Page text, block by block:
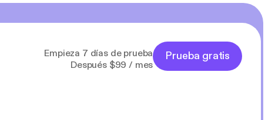
Empieza 7 días de prueba
Después $99 / mes
Prueba gratis